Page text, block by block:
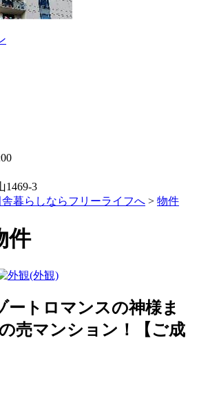
1469-3
暮らしならフリーライフへ > 物件
件
ートロマンスの神様ま
売マンション！【ご成